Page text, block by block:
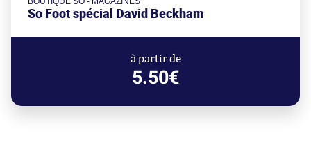
So Foot spécial David Beckham
à partir de
5.50€